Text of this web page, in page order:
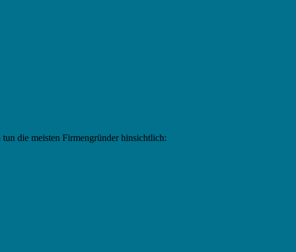
die meisten Firmengründer hinsichtlich: